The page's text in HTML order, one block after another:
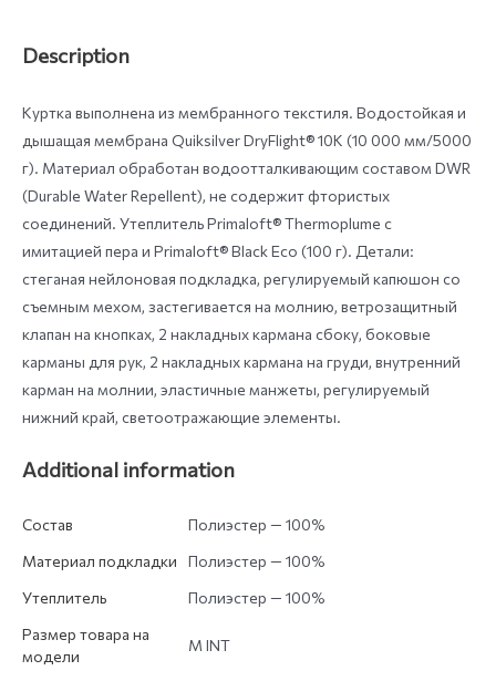
Description
Куртка выполнена из мембранного текстиля. Водостойкая и
дышащая мембрана Quiksilver DryFlight® 10K (10 000 мм/5000
г). Материал обработан водоотталкивающим составом DWR
(Durable Water Repellent), не содержит фтористых
соединений. Утеплитель Primaloft® Thermoplume с
имитацией пера и Primaloft® Black Eco (100 г). Детали:
стеганая нейлоновая подкладка, регулируемый капюшон со
съемным мехом, застегивается на молнию, ветрозащитный
клапан на кнопках, 2 накладных кармана сбоку, боковые
карманы для рук, 2 накладных кармана на груди, внутренний
карман на молнии, эластичные манжеты, регулируемый
нижний край, светоотражающие элементы.
Additional information
Состав
Полиэстер — 100%
Материал подкладки
Полиэстер — 100%
Утеплитель
Полиэстер — 100%
Размер товара на
модели
M INT